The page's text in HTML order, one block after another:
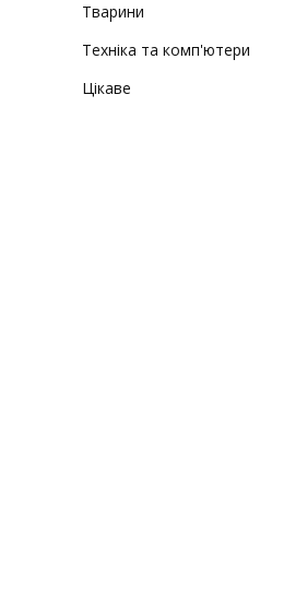
Тварини
Техніка та комп'ютери
Цікаве